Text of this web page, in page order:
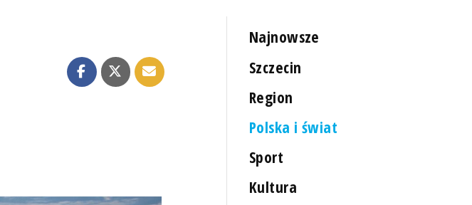
Najnowsze
Szczecin
Region
Polska i świat
Sport
Kultura